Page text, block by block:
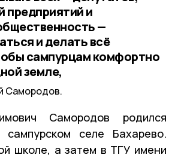
предприятий и
—
и делать всё
сампурцам комфортно
земле,
Самородов.
Самородов родился
селе Бахарево.
школе, а затем в ТГУ имени